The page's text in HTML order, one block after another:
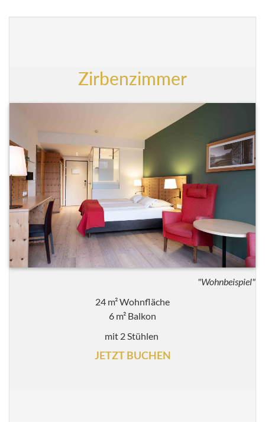
Zirbenzimmer
"Wohnbeispiel"
24 m² Wohnfläche
6 m² Balkon
mit 2 Stühlen
JETZT BUCHEN